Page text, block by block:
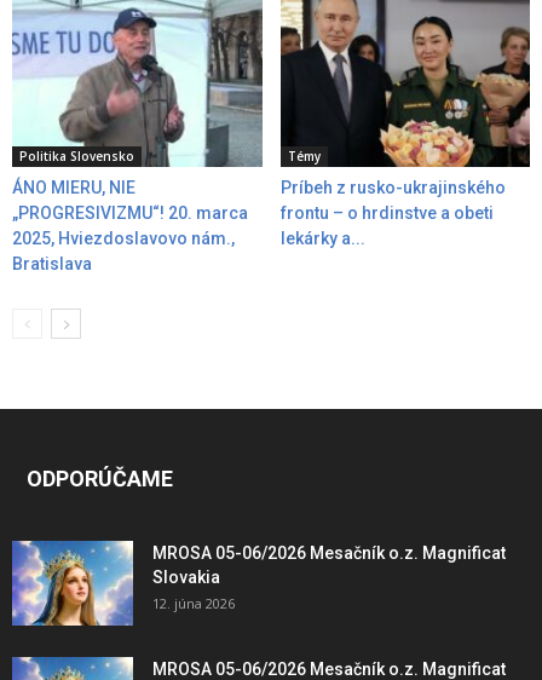
Politika Slovensko
ÁNO MIERU, NIE
„PROGRESIVIZMU“! 20. marca
2025, Hviezdoslavovo nám.,
Bratislava
Témy
Príbeh z rusko-ukrajinského
frontu – o hrdinstve a obeti
lekárky a...
ODPORÚČAME
MROSA 05-06/2026 Mesačník o.z. Magnificat
Slovakia
12. júna 2026
MROSA 05-06/2026 Mesačník o.z. Magnificat